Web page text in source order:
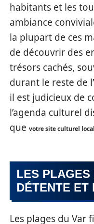
habitants et les
ambiance
la plupart de ces
de découvrir des
trésors cachés,
durant le reste de
il est judicieux de
l’agenda culturel
que votre site culturel local
LES PLAGES
DÉTENTE ET
Les plages du Var